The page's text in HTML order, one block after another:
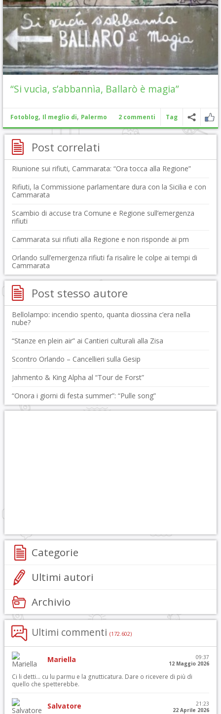
“Si vucìa, s’abbannìa, Ballarò è magia”
Fotoblog, Il meglio di, Palermo 2 commenti Tag
Post correlati
Riunione sui rifiuti, Cammarata: “Ora tocca alla Regione”
Rifiuti, la Commissione parlamentare dura con la Sicilia e con
Cammarata
Scambio di accuse tra Comune e Regione sull’emergenza
rifiuti
Cammarata sui rifiuti alla Regione e non risponde ai pm
Orlando sull’emergenza rifiuti fa risalire le colpe ai tempi di
Cammarata
Post stesso autore
Bellolampo: incendio spento, quanta diossina c’era nella
nube?
“Stanze en plein air” ai Cantieri culturali alla Zisa
Scontro Orlando – Cancellieri sulla Gesip
Jahmento & King Alpha al “Tour de Forst”
“Onora i giorni di festa summer”: “Pulle song”
Categorie
Ultimi autori
Archivio
Ultimi commenti (172.602)
Mariella
09:37
12 Maggio 2026
Ci li detti… cu lu parmu e la gnutticatura. Dare o ricevere di più di
quello che spetterebbe.
Salvatore
21:23
22 Aprile 2026